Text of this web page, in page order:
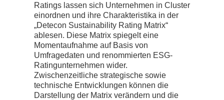
Ratings lassen sich Unternehmen in Cluster
einordnen und ihre Charakteristika in der
„Detecon Sustainability Rating Matrix“
ablesen. Diese Matrix spiegelt eine
Momentaufnahme auf Basis von
Umfragedaten und renommierten ESG-
Ratingunternehmen wider.
Zwischenzeitliche strategische sowie
technische Entwicklungen können die
Darstellung der Matrix verändern und die